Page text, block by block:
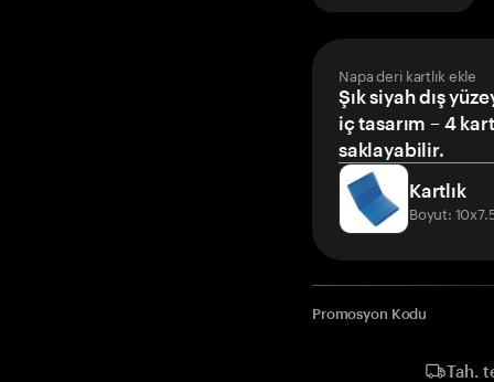
Napa deri kartlık ekle
Şık siyah dış
iç tasarım – 4
saklayabilir.
Kartlık
Boyut:
Promosyon Kodu
Tah.